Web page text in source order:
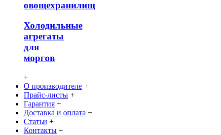
овощехранилищ
Холодильные
агрегаты
для
моргов
+
О производителе +
Прайс-листы +
Гарантия +
Доставка и оплата +
Статьи +
Контакты +